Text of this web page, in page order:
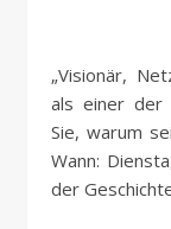
„Visionär, Netzwerker, Europäer. Jean Monnet gilt
als einer der
Sie, warum
Wann:
der